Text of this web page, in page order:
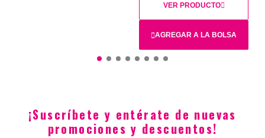
AGREGAR A LA BOLSA
VER PRODUCTO
¡Suscríbete y entérate de nuevas
promociones y descuentos!